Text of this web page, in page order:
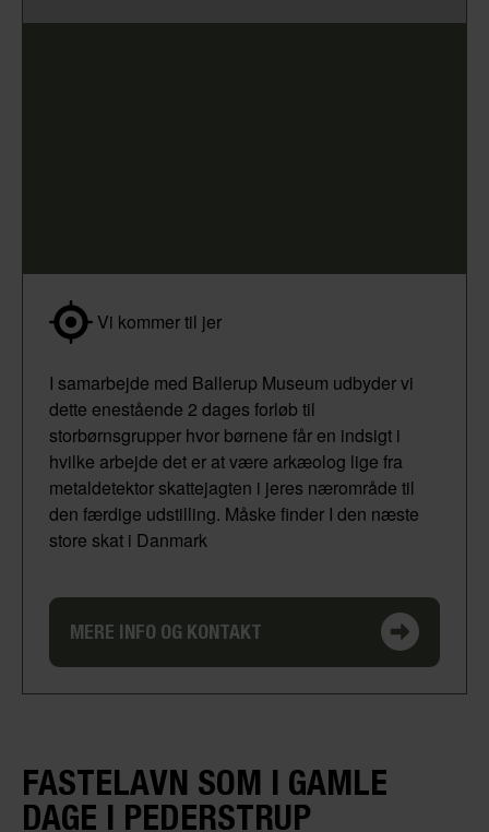
Vi kommer til jer
I samarbejde med Ballerup Museum udbyder vi
dette enestående 2 dages forløb til
storbørnsgrupper hvor børnene får en indsigt i
hvilke arbejde det er at være arkæolog lige fra
metaldetektor skattejagten i jeres nærområde til
den færdige udstilling. Måske finder I den næste
store skat i Danmark
MERE INFO OG KONTAKT
FASTELAVN SOM I GAMLE
DAGE I PEDERSTRUP